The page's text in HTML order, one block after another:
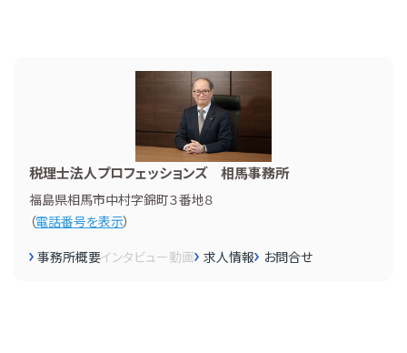
税理士法人プロフェッションズ 相馬事務所
福島県相馬市中村字錦町３番地８
（電話番号を表示）
事務所概要インタビュー動画 求人情報 お問合せ